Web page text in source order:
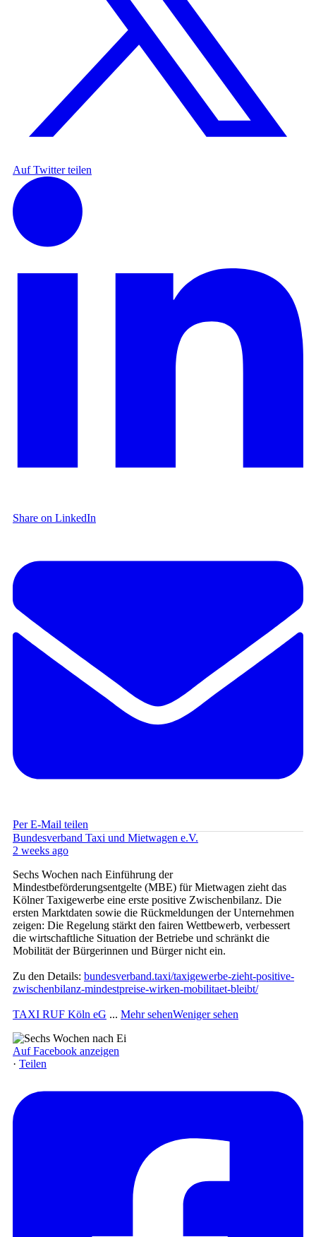
Auf Twitter teilen
Share on LinkedIn
Per E-Mail teilen
Bundesverband Taxi und Mietwagen e.V.
2 weeks ago
Sechs Wochen nach Einführung der
Mindestbeförderungsentgelte (MBE) für Mietwagen zieht das
Kölner Taxigewerbe eine erste positive Zwischenbilanz. Die
ersten Marktdaten sowie die Rückmeldungen der Unternehmen
zeigen: Die Regelung stärkt den fairen Wettbewerb, verbessert
die wirtschaftliche Situation der Betriebe und schränkt die
Mobilität der Bürgerinnen und Bürger nicht ein.
Zu den Details: bundesverband.taxi/taxigewerbe-zieht-positive-
zwischenbilanz-mindestpreise-wirken-mobilitaet-bleibt/
TAXI RUF Köln eG ... Mehr sehenWeniger sehen
Auf Facebook anzeigen
· Teilen